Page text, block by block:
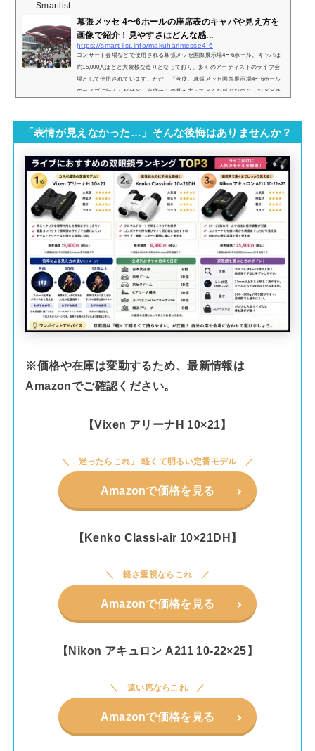
Smartlist
幕張メッセ 4〜6ホールの座席表のキャパや見え方を
画像で紹介！見やすさはどんな感...
https://smart-list.info/makuharimesse4-6
コンサート会場などで使用される幕張メッセ国際展示場4〜6ホール。キャパは
約15,000人ほどと大規模な造りとなっており、多くのアーティストのライブ会
場として使用されています。ただ、「今度、幕張メッセ国際展示場4〜6ホール
のライブに行くんだけど、座席からの見え方ってどんな感じなの？」などと疑
さはどんな感じなのかについてまとめてみました。※幕張メッセイベントホー
ルや9〜1...
「表情が見えなかった…」そんな後悔はありませんか？
※価格や在庫は変動するため、最新情報は
Amazonでご確認ください。
【Vixen アリーナH 10×21】
迷ったらこれ」 軽くて明るい定番モデル
Amazonで価格を見る
【Kenko Classi-air 10×21DH】
軽さ重視ならこれ
Amazonで価格を見る
【Nikon アキュロン A211 10-22×25】
遠い席ならこれ
Amazonで価格を見る